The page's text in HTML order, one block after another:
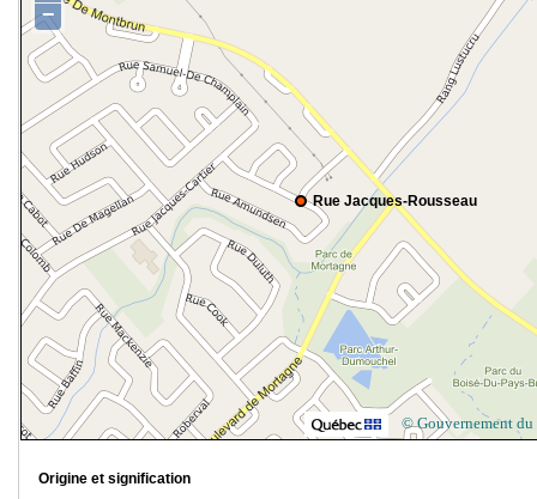
Rue Jacques-Rousseau
−
© Gouvernement du
Origine et signification